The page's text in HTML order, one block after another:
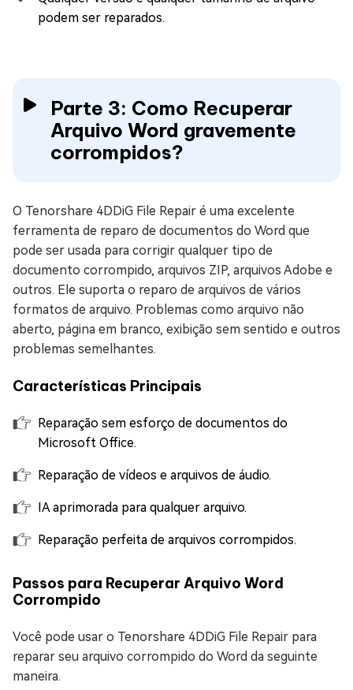
podem ser reparados.
Parte 3: Como Recuperar
Arquivo Word gravemente
corrompidos?
O Tenorshare 4DDiG File Repair é uma excelente
ferramenta de reparo de documentos do Word que
pode ser usada para corrigir qualquer tipo de
documento corrompido, arquivos ZIP, arquivos Adobe e
outros. Ele suporta o reparo de arquivos de vários
formatos de arquivo. Problemas como arquivo não
aberto, página em branco, exibição sem sentido e outros
problemas semelhantes.
Características Principais
Reparação sem esforço de documentos do
Microsoft Office.
Reparação de vídeos e arquivos de áudio.
IA aprimorada para qualquer arquivo.
Reparação perfeita de arquivos corrompidos.
Passos para Recuperar Arquivo Word
Corrompido
Você pode usar o Tenorshare 4DDiG File Repair para
reparar seu arquivo corrompido do Word da seguinte
maneira.